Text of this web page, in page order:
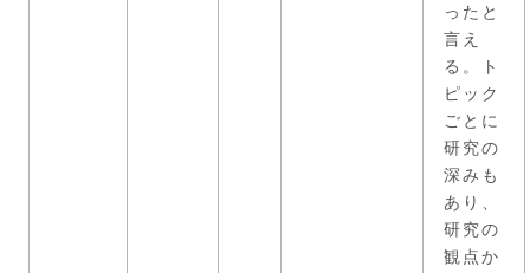
ったと
言え
る。ト
ピック
ごとに
研究の
深みも
あり、
研究の
観点か